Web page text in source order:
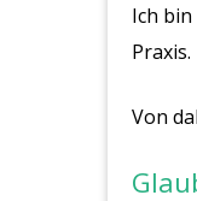
Ich
Praxis.
Von